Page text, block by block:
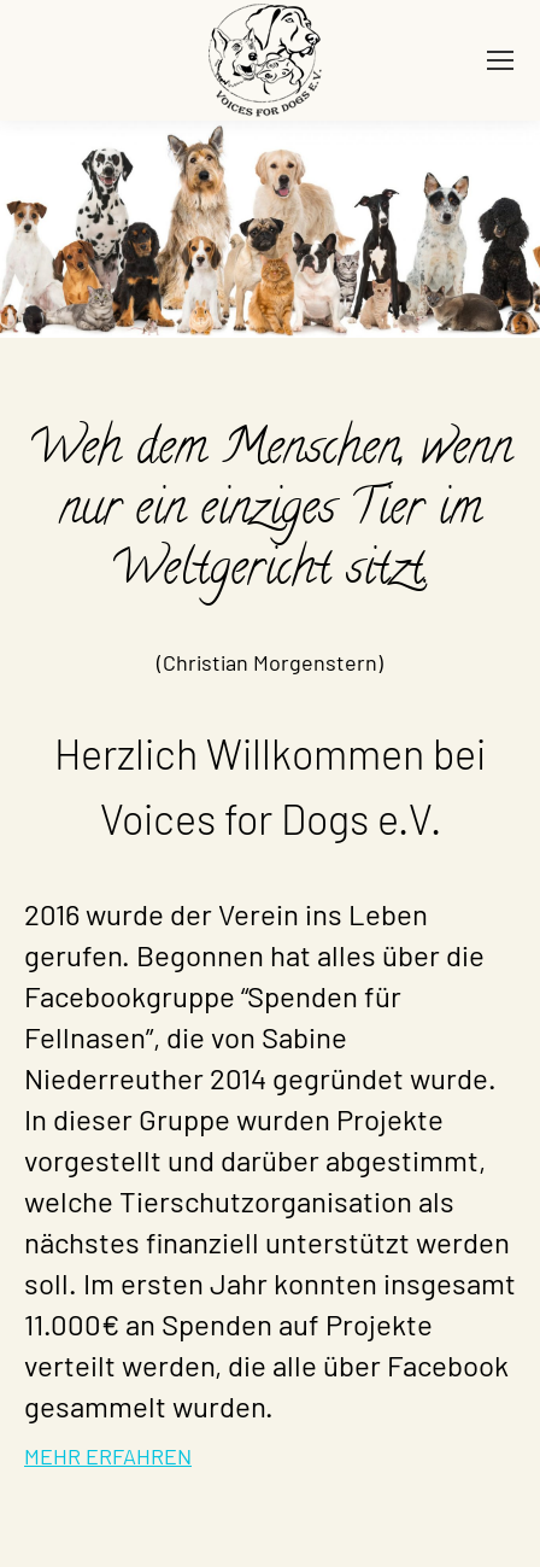
Weh dem Menschen, wenn
nur ein einziges Tier im
Weltgericht sitzt.
(Christian Morgenstern)
Herzlich Willkommen bei
Voices for Dogs e.V.
2016 wurde der Verein ins Leben
gerufen. Begonnen hat alles über die
Facebookgruppe “Spenden für
Fellnasen”, die von Sabine
Niederreuther 2014 gegründet wurde.
In dieser Gruppe wurden Projekte
vorgestellt und darüber abgestimmt,
welche Tierschutzorganisation als
nächstes finanziell unterstützt werden
soll. Im ersten Jahr konnten insgesamt
11.000€ an Spenden auf Projekte
verteilt werden, die alle über Facebook
gesammelt wurden.
MEHR ERFAHREN